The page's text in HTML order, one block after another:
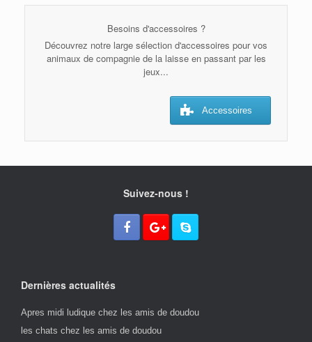
Besoins d'accessoires ?
Découvrez notre large sélection d'accessoires pour vos
animaux de compagnie de la laisse en passant par les
jeux...
Accessoires
Suivez-nous !
Dernières actualités
Apres midi ludique chez les amis de doudou
les chats chez les amis de doudou